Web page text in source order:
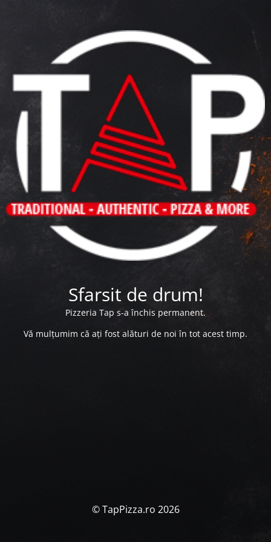
Sfarsit de drum!
Pizzeria Tap s-a închis permanent.
Vă mulțumim că ați fost alături de noi în tot acest timp.
© TapPizza.ro 2026